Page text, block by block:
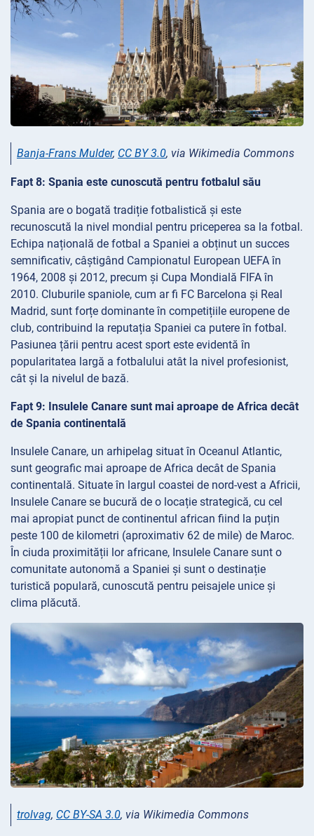
Banja-Frans Mulder, CC BY 3.0, via Wikimedia Commons
Fapt 8: Spania este cunoscută pentru fotbalul său
Spania are o bogată tradiție fotbalistică și este
recunoscută la nivel mondial pentru priceperea sa la fotbal.
Echipa națională de fotbal a Spaniei a obținut un succes
semnificativ, câștigând Campionatul European UEFA în
1964, 2008 și 2012, precum și Cupa Mondială FIFA în
2010. Cluburile spaniole, cum ar fi FC Barcelona și Real
Madrid, sunt forțe dominante în competițiile europene de
club, contribuind la reputația Spaniei ca putere în fotbal.
Pasiunea țării pentru acest sport este evidentă în
popularitatea largă a fotbalului atât la nivel profesionist,
cât și la nivelul de bază.
Fapt 9: Insulele Canare sunt mai aproape de Africa decât
de Spania continentală
Insulele Canare, un arhipelag situat în Oceanul Atlantic,
sunt geografic mai aproape de Africa decât de Spania
continentală. Situate în largul coastei de nord-vest a Africii,
Insulele Canare se bucură de o locație strategică, cu cel
mai apropiat punct de continentul african fiind la puțin
peste 100 de kilometri (aproximativ 62 de mile) de Maroc.
În ciuda proximității lor africane, Insulele Canare sunt o
comunitate autonomă a Spaniei și sunt o destinație
turistică populară, cunoscută pentru peisajele unice și
clima plăcută.
trolvag, CC BY-SA 3.0, via Wikimedia Commons